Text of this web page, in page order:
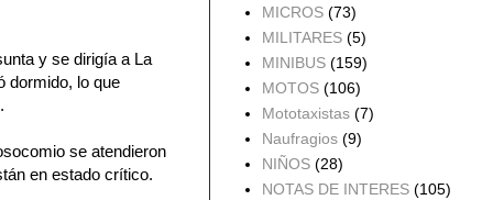
y se dirigía a La
dormido, lo que
se atendieron
en estado crítico.
MICROS (73)
MILITARES (5)
MINIBUS (159)
MOTOS (106)
Mototaxistas (7)
Naufragios (9)
NIÑOS (28)
NOTAS DE INTERES (105)